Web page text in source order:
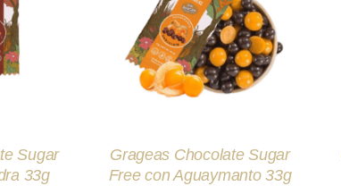
Sugar
33g
AÑADIR AL CARRITO
QUICK VIEW
Grageas Chocolate Sugar
Free con Aguaymanto 33g